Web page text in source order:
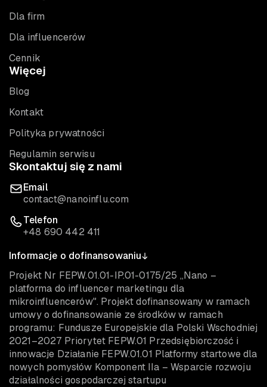
Dla firm
Dla influencerów
Cennik
Więcej
Blog
Kontakt
Polityka prywatności
Regulamin serwisu
Skontaktuj się z nami
Email
contact@nanoinflu.com
Telefon
+48 690 442 411
Informacje o dofinansowaniu
Projekt Nr FEPW.01.01-IP.01-0175/25 „Nano –
platforma do influencer marketingu dla
mikroinfluencerów". Projekt dofinansowany w ramach
umowy o dofinansowanie ze środków w ramach
programu: Fundusze Europejskie dla Polski Wschodniej
2021–2027 Priorytet FEPW.01 Przedsiębiorczość i
innowacje Działanie FEPW.01.01 Platformy startowe dla
nowych pomysłów Komponent IIa – Wsparcie rozwoju
działalności gospodarczej startupu